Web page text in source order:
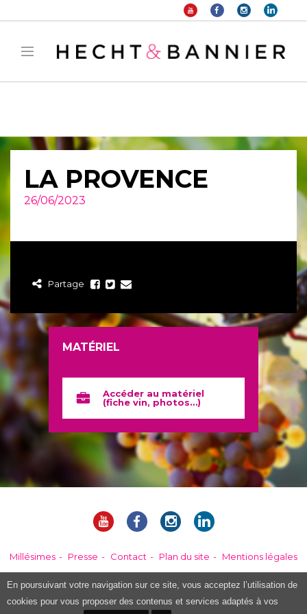
En poursuivant votre navigation sur ce site, vous acceptez l’utilisation de
cookies pour vous proposer des contenus et services adaptés à vos
: filter_var() expects parameter 2 to be long, string given in
manager/public/frontend.phpon line 1149
LA PROVENCE
26/06/2023
Partage
MATÉRIEL
Accéder au matériel
(fiche vin, photos…)
Millésimes Presse Contact Plan du site Mentions légales
L'abus d'alcool est dangereux pour la santé. Consommer avec modération.